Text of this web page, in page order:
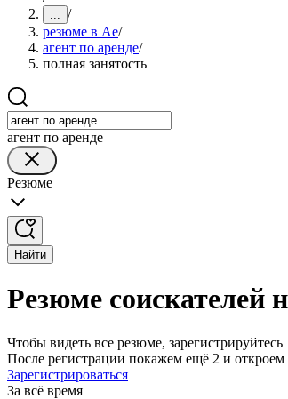
... /
резюме в Ае/
агент по аренде/
полная занятость
агент по аренде
Резюме
Найти
Резюме соискателей
Чтобы видеть все резюме, зарегистрируйтесь
После регистрации покажем ещё 2 и откроем
Зарегистрироваться
За всё время